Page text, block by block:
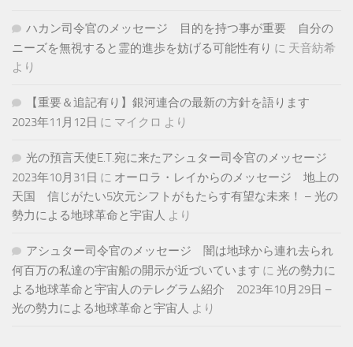
ハカン司令官のメッセージ 目的を持つ事が重要 自分の
ニーズを無視すると霊的進歩を妨げる可能性有り に 天音紡希
より
【重要＆追記有り】銀河連合の最新の方針を語ります
2023年11月12日 に マイクロ より
光の預言天使E.T.宛に来たアシュター司令官のメッセージ
2023年10月31日 に オーロラ・レイからのメッセージ 地上の
天国 信じがたい5次元シフトがもたらす有望な未来！ – 光の
勢力による地球革命と宇宙人 より
アシュター司令官のメッセージ 闇は地球から連れ去られ
何百万の私達の宇宙船の開示が近づいています に 光の勢力に
よる地球革命と宇宙人のテレグラム紹介 2023年10月29日 –
光の勢力による地球革命と宇宙人 より